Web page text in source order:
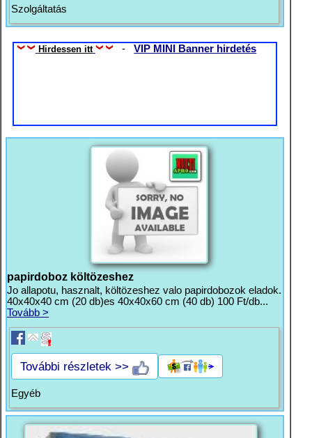
Szolgáltatás
Hirdessen itt -VIP MINI Banner hirdetés
papirdoboz költözeshez
Jo allapotu, hasznalt, költözeshez valo papirdobozok eladok.
40x40x40 cm (20 db)es 40x40x60 cm (40 db) 100 Ft/db...
Tovább >
További részletek >>
Egyéb